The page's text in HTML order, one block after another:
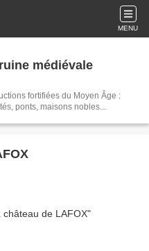
MENU
médiévale
fortifiées du Moyen Âge :
ponts, maisons nobles...